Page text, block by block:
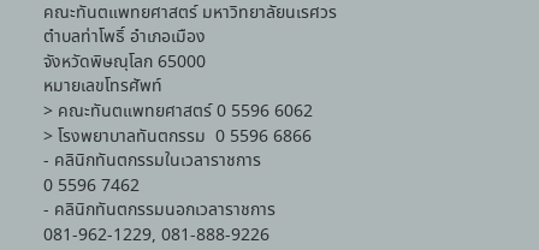
คณะทันตแพทยศาสตร์ มหาวิทยาลัยนเรศวร
ตำบลท่าโพธิ์ อำเภอเมือง
จังหวัดพิษณุโลก 65000
หมายเลขโทรศัพท์
> คณะทันตแพทยศาสตร์ 0 5596 6062
> โรงพยาบาลทันตกรรม 0 5596 6866
- คลินิกทันตกรรมในเวลาราชการ
0 5596 7462
- คลินิกทันตกรรมนอกเวลาราชการ
081-962-1229, 081-888-9226